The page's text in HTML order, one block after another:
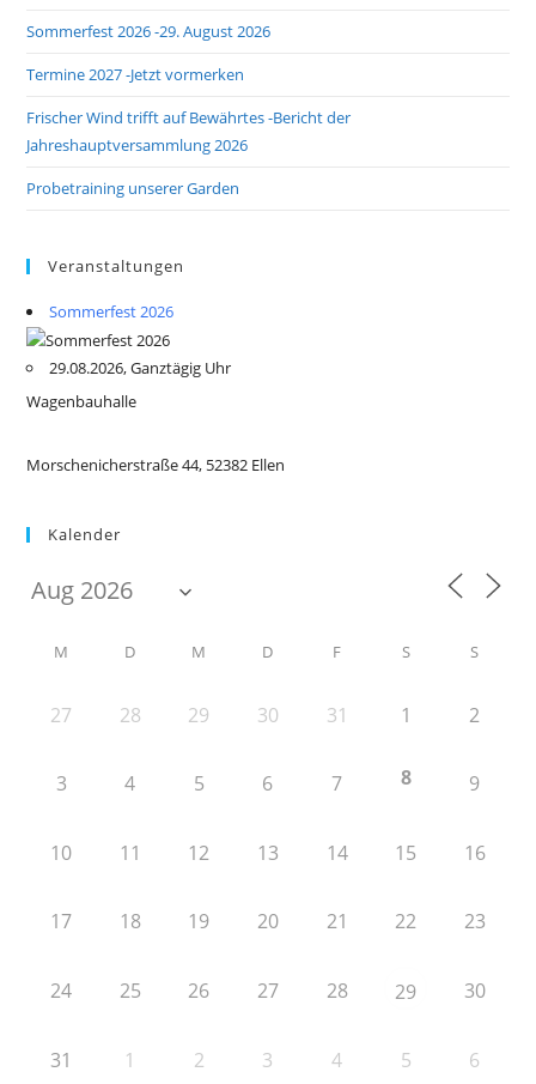
Sommerfest 2026 -29. August 2026
Termine 2027 -Jetzt vormerken
Frischer Wind trifft auf Bewährtes -Bericht der
Jahreshauptversammlung 2026
Probetraining unserer Garden
Veranstaltungen
Sommerfest 2026
29.08.2026, Ganztägig Uhr
Wagenbauhalle
Morschenicherstraße 44, 52382 Ellen
Kalender
M D M D F S S
27 28 29 30 31 1 2
3 4 5 6 7 8 9
10 11 12 13 14 15 16
17 18 19 20 21 22 23
24 25 26 27 28 29 30
31 1 2 3 4 5 6